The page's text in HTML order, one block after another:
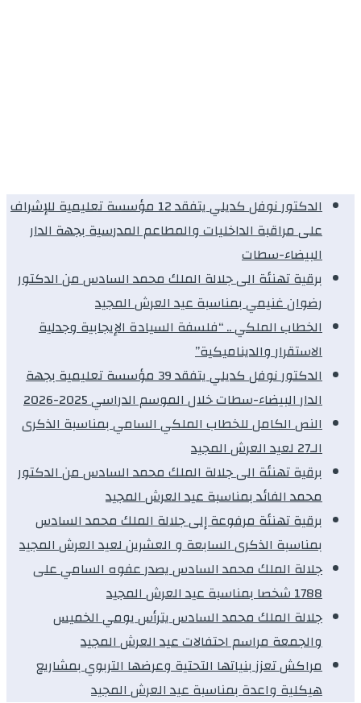
الدكتور نوفل كديلي يتفقد 12 مؤسسة تعليمية للإشراف
على مراقبة الداخليات والمطاعم المدرسية بجهة الدار
البيضاء-سطات
برقية تهنئة الى جلالة الملك محمد السادس من الدكتور
رضوان غنيمي بمناسبة عيد العرش المجيد
الخطاب الملكي .. “فلسفة السيادة الإيجابية وجدلية
الاستقرار والديناميكية”
الدكتور نوفل كديلي يتفقد 39 مؤسسة تعليمية بجهة
الدار البيضاء-سطات خلال الموسم الدراسي 2025-2026
النص الكامل للخطاب الملكي السامي بمناسبة الذكرى
الـ27 لعيد العرش المجيد
برقية تهنئة الى جلالة الملك محمد السادس من الدكتور
محمد الفائد بمناسبة عيد العرش المجيد
برقية تهنئة مرفوعة إلى جلالة الملك محمد السادس
بمناسبة الذكرى السابعة و العشرين لعيد العرش المجيد
جلالة الملك محمد السادس يصدر عفوه السامي على
1788 شخصا بمناسبة عيد العرش المجيد
جلالة الملك محمد السادس يترأس يومي الخميس
والجمعة مراسم احتفالات عيد العرش المجيد
مراكش تعزز بنياتها التحتية وعرضها التربوي بمشاريع
هيكلية واعدة بمناسبة عيد العرش المجيد